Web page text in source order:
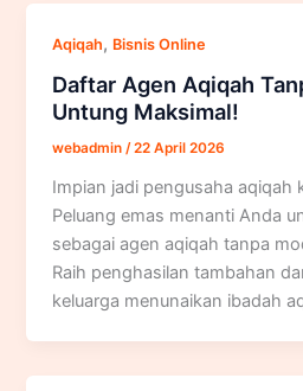
Aqiqah, Bisnis Online
Daftar Agen Aqiqah
Untung Maksimal!
webadmin/22 April 2026
Impian jadi pengusaha aqiqah
Peluang emas menanti Anda
sebagai agen aqiqah tanpa
Raih penghasilan tambahan
keluarga menunaikan ibadah